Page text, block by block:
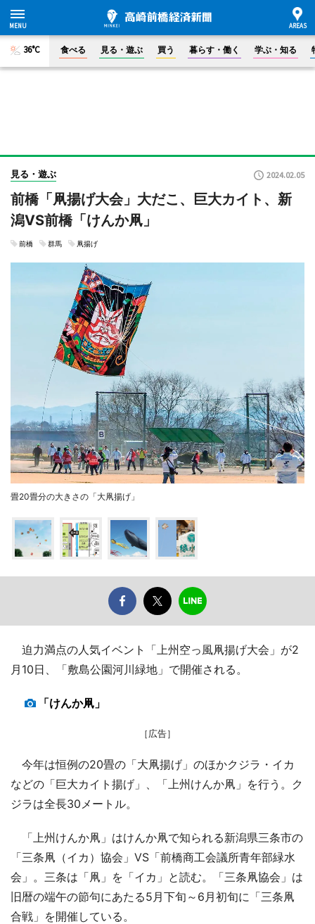
36°C 食べる 見る・遊ぶ 買う 暮らす・働く 学ぶ・知る
見る・遊ぶ 2024.02.05
前橋「凧揚げ大会」大だこ、巨大カイト、新
潟VS前橋「けんか凧」
前橋 群馬 凧揚げ
畳20畳分の大きさの「大凧揚げ」
迫力満点の人気イベント「上州空っ風凧揚げ大会」が2
月10日、「敷島公園河川緑地」で開催される。
「けんか凧」
［広告］
今年は恒例の20畳の「大凧揚げ」のほかクジラ・イカ
などの「巨大カイト揚げ」、「上州けんか凧」を行う。ク
ジラは全長30メートル。
「上州けんか凧」はけんか凧で知られる新潟県三条市の
「三条凧（イカ）協会」VS「前橋商工会議所青年部緑水
会」。三条は「凧」を「イカ」と読む。「三条凧協会」は
旧暦の端午の節句にあたる5月下旬～6月初旬に「三条凧
合戦」を開催している。